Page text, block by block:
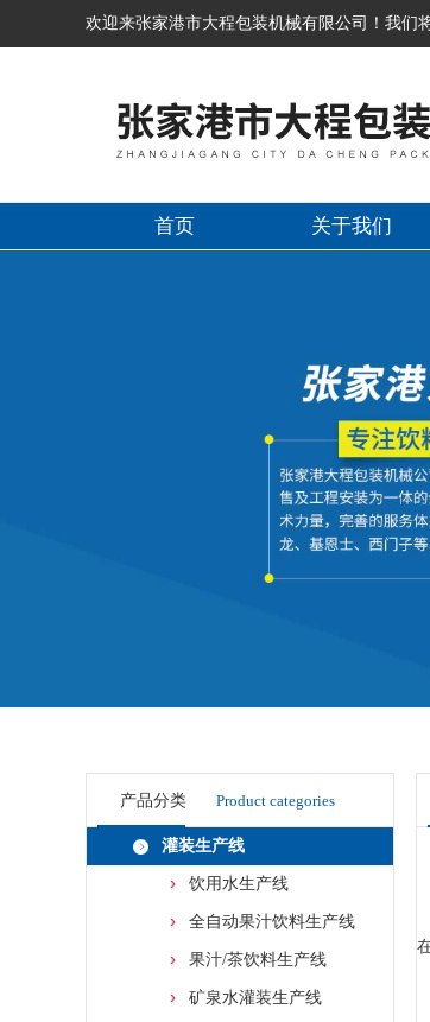
欢迎来张家港市大程包装机械有限公司！我们
首页 关于我们
产品分类 Product categories
灌装生产线
饮用水生产线
全自动果汁饮料生产线
果汁/茶饮料生产线
矿泉水灌装生产线